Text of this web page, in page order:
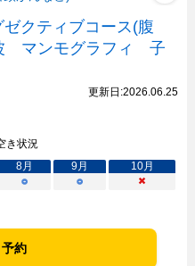
ゼクティブコース(腹
マンモグラフィ 子
更新日:2026.06.25
き状況
8月 9月 10月
○
○ ×
約